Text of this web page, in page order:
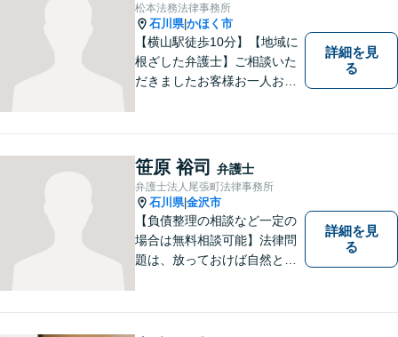
松本法務法律事務所
石川県|かほく市
【横山駅徒歩10分】【地域に
根ざした弁護士】ご相談いた
だきましたお客様お一人お一
婚問題／相続問題／刑事事件
など、幅広く対応可能。【夜
間／休日対応可能】どうぞお
気軽にご相談ください。
詳細を見
る
笹原 裕司 弁護士
弁護士法人尾張町法律事務所
石川県|金沢市
【負債整理の相談など一定の
場合は無料相談可能】法律問
題は、放っておけば自然と解
行うことが、解決への近道と
詳細を見
る